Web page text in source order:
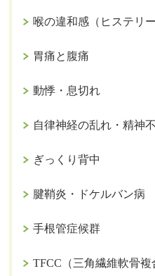
喉の違和感（ヒステリー
胃痛と腹痛
動悸・息切れ
自律神経の乱れ・精神
ぎっくり背中
腱鞘炎・ドケルバン病
手根管症候群
TFCC（三角繊維軟骨